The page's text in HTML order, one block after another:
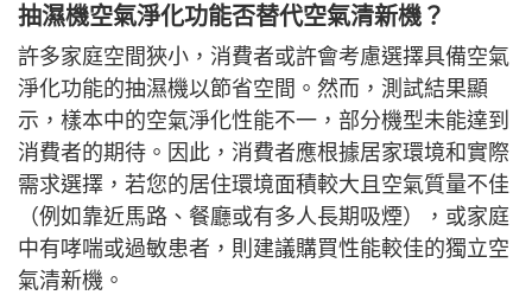
抽濕機空氣淨化功能否替代空氣清新機？
許多家庭空間狹小，消費者或許會考慮選擇具備空氣
淨化功能的抽濕機以節省空間。然而，測試結果顯
示，樣本中的空氣淨化性能不一，部分機型未能達到
消費者的期待。因此，消費者應根據居家環境和實際
需求選擇，若您的居住環境面積較大且空氣質量不佳
（例如靠近馬路、餐廳或有多人長期吸煙），或家庭
中有哮喘或過敏患者，則建議購買性能較佳的獨立空
氣清新機。